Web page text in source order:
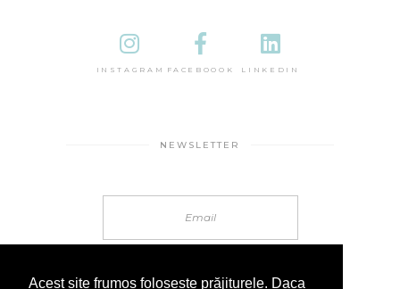
INSTAGRAM FACEBOOOK LINKEDIN
NEWSLETTER
Acest site frumos folosește prăjiturele. Daca